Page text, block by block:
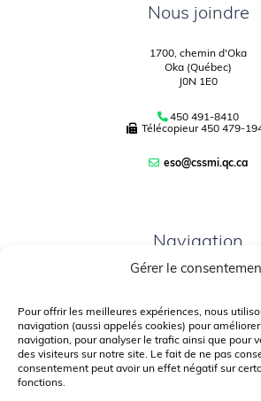
Gérer le
Pour offrir les meilleures expériences, nous
navigation (aussi appelés cookies) pour
navigation, pour analyser le trafic ainsi que pour
des visiteurs sur notre site. Le fait de ne pas
consentement peut avoir un effet négatif sur
fonctions.
Nous joindre
1700, chemin d'Oka
Oka (Québec)
J0N 1E0
450 491-8410
Télécopieur450 479-
eso@cssmi.qc.ca
Navigation
PORTAIL PARENTS
PLAINTE – SERVICE À
POLITIQUE DE